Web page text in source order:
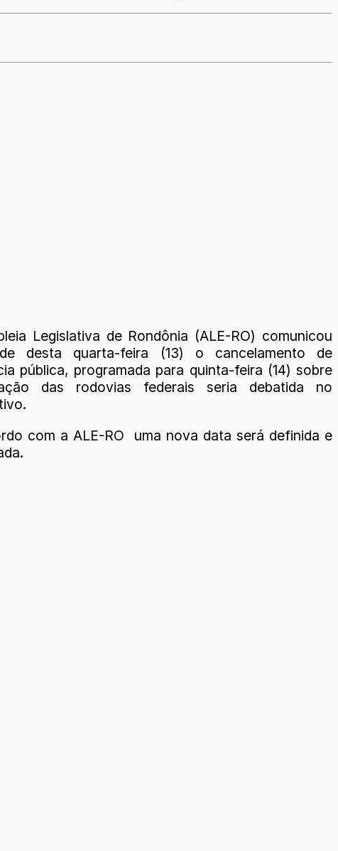
Legislativa de Rondônia (ALE-RO) comunicou
desta quarta-feira (13) o cancelamento de
pública, programada para quinta-feira (14) sobre
das rodovias federais seria debatida no
com a ALE-RO uma nova data será definida e